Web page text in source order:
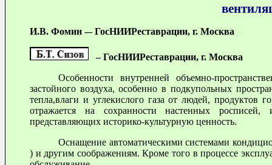
И.В. Фомин -– ГосНИИРеставрации, г. Москва
– ГосНИИРеставрации, г. Москва
Особенности внутренней объемно-
застойного воздуха, особенно в подкупольных
тепла,влаги и углекислого газа от людей, продуктов
отражается на сохранности настенных росписей,
представляющих историко-культурную ценность.
Оснащение автоматическими системами
) и другим соображениям. Кроме того в процессе